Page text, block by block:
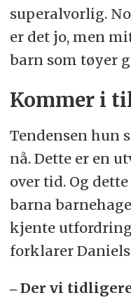
superalvorlig.
er det jo, men
barn som tøyer
Kommer i
Tendensen hun
nå. Dette er en
over tid. Og
barna
kjente
forklarer
‒ Der vi